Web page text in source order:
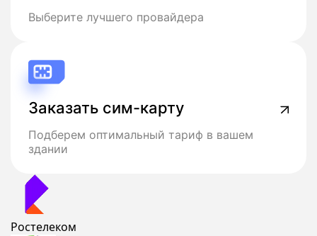
Выберите лучшего провайдера
Заказать сим-карту
Подберем оптимальный тариф в вашем
здании
Ростелеком